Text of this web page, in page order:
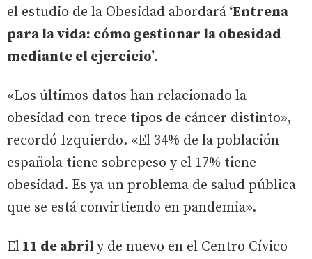
el estudio de la Obesidad abordará ‘Entrena
para la vida: cómo gestionar la obesidad
mediante el ejercicio’.
«Los últimos datos han relacionado la
obesidad con trece tipos de cáncer distinto»,
recordó Izquierdo. «El 34% de la población
española tiene sobrepeso y el 17% tiene
obesidad. Es ya un problema de salud pública
que se está convirtiendo en pandemia».
El 11 de abril y de nuevo en el Centro Cívico